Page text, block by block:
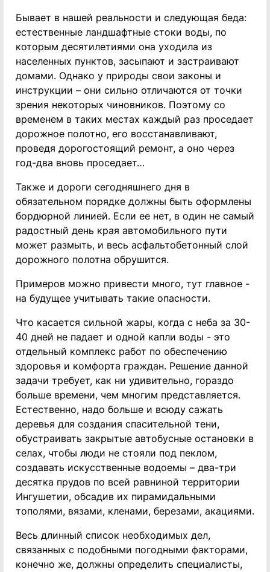
Бывает в нашей реальности и следующая беда:
естественные ландшафтные стоки воды, по
которым десятилетиями она уходила из
населенных пунктов, засыпают и застраивают
домами. Однако у природы свои законы и
инструкции – они сильно отличаются от точки
зрения некоторых чиновников. Поэтому со
временем в таких местах каждый раз проседает
дорожное полотно, его восстанавливают,
проведя дорогостоящий ремонт, а оно через
год-два вновь проседает…
Также и дороги сегодняшнего дня в
обязательном порядке должны быть оформлены
бордюрной линией. Если ее нет, в один не самый
радостный день края автомобильного пути
может размыть, и весь асфальтобетонный слой
дорожного полотна обрушится.
Примеров можно привести много, тут главное -
на будущее учитывать такие опасности.
Что касается сильной жары, когда с неба за 30-
40 дней не падает и одной капли воды - это
отдельный комплекс работ по обеспечению
здоровья и комфорта граждан. Решение данной
задачи требует, как ни удивительно, гораздо
больше времени, чем многим представляется.
Естественно, надо больше и всюду сажать
деревья для создания спасительной тени,
обустраивать закрытые автобусные остановки в
селах, чтобы люди не стояли под пеклом,
создавать искусственные водоемы – два-три
десятка прудов по всей равниной территории
Ингушетии, обсадив их пирамидальными
тополями, вязами, кленами, березами, акациями.
Весь длинный список необходимых дел,
связанных с подобными погодными факторами,
конечно же, должны определить специалисты,